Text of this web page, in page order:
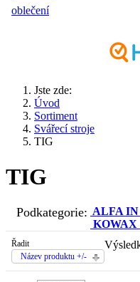
oblečení
Jste zde:
Úvod
Sortiment
Svářecí stroje
TIG
TIG
Podkategorie: ALFA IN
KOWAX
Řadit
Název produktu +/-